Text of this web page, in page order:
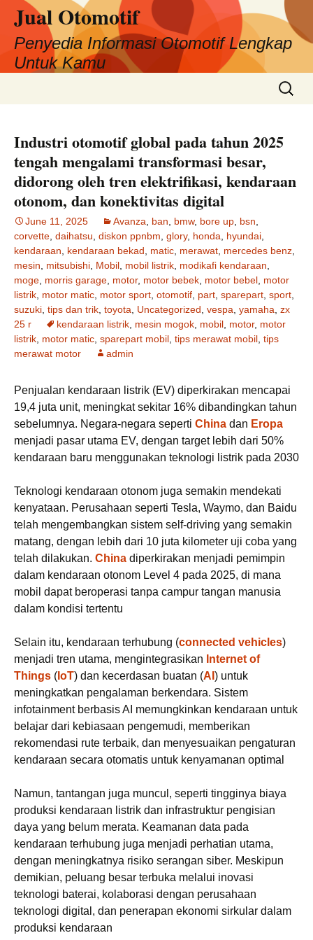
Jual Otomotif
Penyedia Informasi Otomotif Lengkap
Untuk Kamu
Search
for:
Industri otomotif global pada tahun 2025
tengah mengalami transformasi besar,
didorong oleh tren elektrifikasi, kendaraan
otonom, dan konektivitas digital
June 11, 2025 Avanza ban bmw, bore up bsn
corvette daihatsu diskon ppnbm glory, honda hyundai
kendaraan
kendaraan bekad matic merawat mercedes benz
mesin
mitsubishi Mobil mobil listrik modikafi kendaraan
moge morris garage motor, motor bebek motor bebel motor
listrik motor matic motor sport otomotif part sparepart sport
suzuki tips dan trik toyota Uncategorized vespa yamaha zx
25 r
kendaraan listrik mesin mogok mobil motor, motor
listrik motor matic sparepart mobil tips merawat mobil tips
merawat motor
admin
Penjualan kendaraan listrik (EV) diperkirakan mencapai
19,4 juta unit, meningkat sekitar 16% dibandingkan tahun
sebelumnya. Negara-negara seperti China dan Eropa
menjadi pasar utama EV, dengan target lebih dari 50%
kendaraan baru menggunakan teknologi listrik pada 2030
Teknologi kendaraan otonom juga semakin mendekati
kenyataan. Perusahaan seperti Tesla, Waymo, dan Baidu
telah mengembangkan sistem self-driving yang semakin
matang, dengan lebih dari 10 juta kilometer uji coba yang
telah dilakukan. China diperkirakan menjadi pemimpin
dalam kendaraan otonom Level 4 pada 2025, di mana
mobil dapat beroperasi tanpa campur tangan manusia
dalam kondisi tertentu
Selain itu, kendaraan terhubung (connected vehicles)
menjadi tren utama, mengintegrasikan Internet of
Things ( IoT) dan kecerdasan buatan (AI ) untuk
meningkatkan pengalaman berkendara. Sistem
infotainment berbasis AI memungkinkan kendaraan untuk
belajar dari kebiasaan pengemudi, memberikan
rekomendasi rute terbaik, dan menyesuaikan pengaturan
kendaraan secara otomatis untuk kenyamanan optimal
Namun, tantangan juga muncul, seperti tingginya biaya
produksi kendaraan listrik dan infrastruktur pengisian
daya yang belum merata. Keamanan data pada
kendaraan terhubung juga menjadi perhatian utama,
dengan meningkatnya risiko serangan siber. Meskipun
demikian, peluang besar terbuka melalui inovasi
teknologi baterai, kolaborasi dengan perusahaan
teknologi digital, dan penerapan ekonomi sirkular dalam
produksi kendaraan